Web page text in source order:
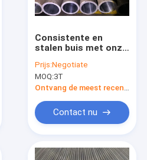
Consistente en
stalen buis met onze
naadloze
mechanische buis
voor superieure
Prijs:Negotiate
MOQ:3T
Contact nu